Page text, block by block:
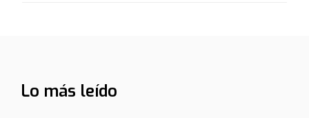
Lo más leído